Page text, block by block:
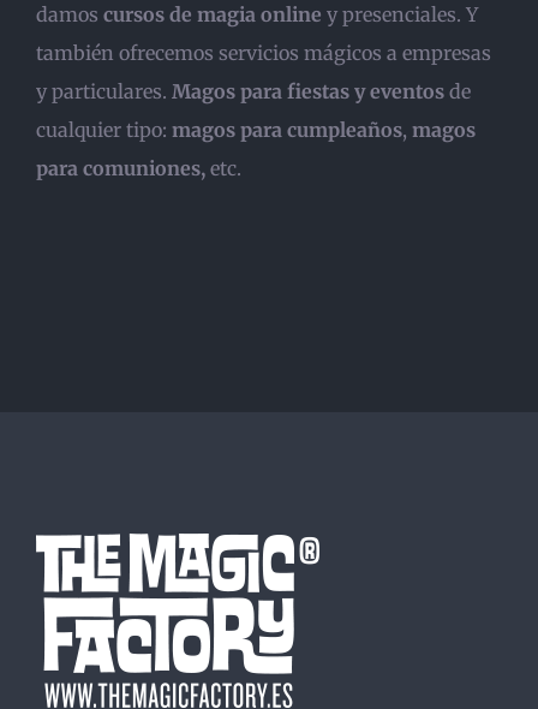
damos cursos de magia online y presenciales. Y
también ofrecemos servicios mágicos a empresas
y particulares. Magos para fiestas y eventos de
cualquier tipo: magos para cumpleaños, magos
para comuniones, etc.